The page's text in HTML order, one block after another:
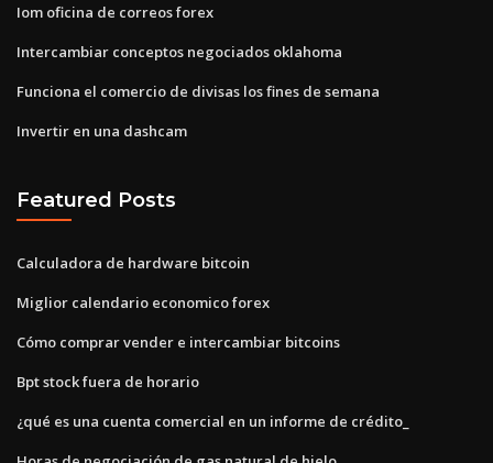
Iom oficina de correos forex
Intercambiar conceptos negociados oklahoma
Funciona el comercio de divisas los fines de semana
Invertir en una dashcam
Featured Posts
Calculadora de hardware bitcoin
Miglior calendario economico forex
Cómo comprar vender e intercambiar bitcoins
Bpt stock fuera de horario
¿qué es una cuenta comercial en un informe de crédito_